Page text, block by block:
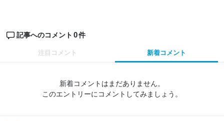
記事へのコメント 0件
注目コメント 新着コメント
新着コメントはまだありません。
このエントリーにコメントしてみましょう。